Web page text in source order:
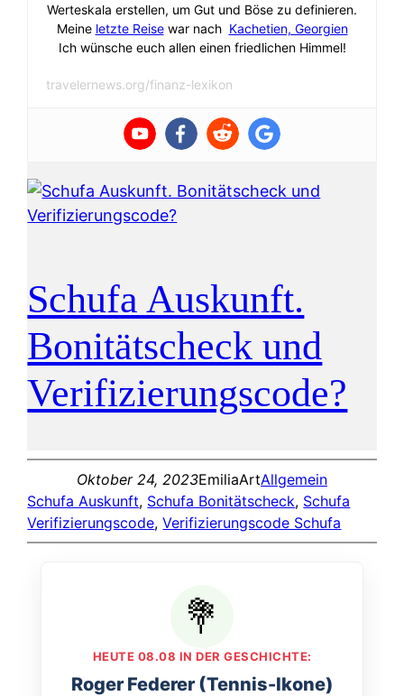
Werteskala erstellen, um Gut und Böse zu definieren.
Meine letzte Reisewar nach Kachetien, Georgien
Ich wünsche euch allen einen friedlichen Himmel!
travelernews.org/finanz-lexikon
Schufa Auskunft.
Bonitätscheck und
Verifizierungscode?
Oktober 24, 2023EmiliaArtAllgemein
Schufa Auskunft, Schufa Bonitätscheck, Schufa
Verifizierungscode, Verifizierungscode Schufa
HEUTE 08.08 IN DER GESCHICHTE:
Roger Federer (Tennis-Ikone)